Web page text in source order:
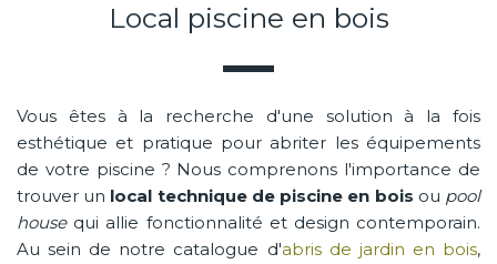
Local piscine en bois
Vous êtes à la recherche d'une solution à la fois
esthétique et pratique pour abriter les équipements
de votre piscine ? Nous comprenons l'importance de
trouver un local technique de piscine en bois ou pool
housequi allie fonctionnalité et design contemporain.
Au sein de notre catalogue d'abris de jardin en bois,